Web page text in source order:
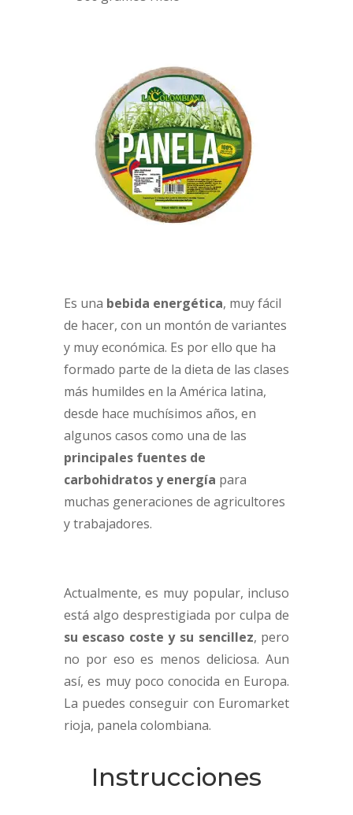
Es una bebida energética, muy fácil
de hacer, con un montón de variantes
y muy económica. Es por ello que ha
formado parte de la dieta de las clases
más humildes en la América latina,
desde hace muchísimos años, en
algunos casos como una de las
principales fuentes de
carbohidratos y energía para
muchas generaciones de agricultores
y trabajadores.
Actualmente, es muy popular, incluso
está algo desprestigiada por culpa de
su escaso coste y su sencillez, pero
no por eso es menos deliciosa. Aun
así, es muy poco conocida en Europa.
La puedes conseguir con Euromarket
rioja, panela colombiana.
Instrucciones